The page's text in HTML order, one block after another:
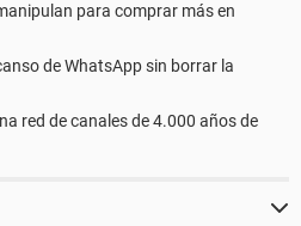
para comprar más en
de WhatsApp sin borrar la
red de canales de 4.000 años de